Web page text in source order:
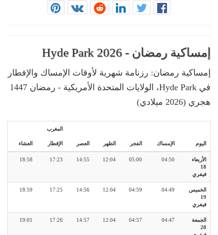
إمساكية رمضان - Hyde Park 2026
إمساكية رمضان: رزنامة شهرية لأوقات الإمساك والإفطار
في Hyde Park، الولايات المتحدة الأمريكية - رمضان 1447
هجري (2026 ميلادي)
اليوم الإمساك الفجر الظهر العصر
المغرب
الإفطار العشاء
الأربعاء
18
فيفري
04:50
05:00
12:04
14:55
17:23
18:58
الخميس
19
فيفري
04:49
04:59
12:04
14:56
17:25
18:59
الجمعة
20
04:47
04:57
12:04
14:57
17:26
19:01